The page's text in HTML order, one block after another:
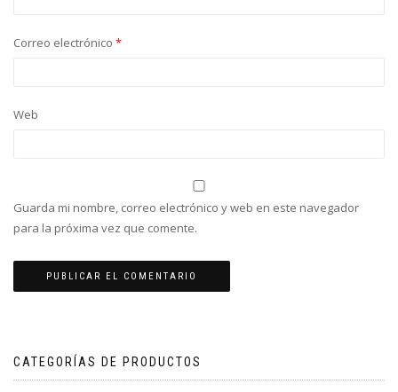
Correo electrónico *
Web
Guarda mi nombre, correo electrónico y web en este navegador
para la próxima vez que comente.
CATEGORÍAS DE PRODUCTOS